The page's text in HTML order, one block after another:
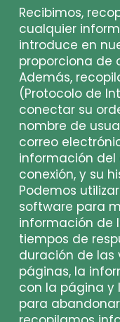
Recibimos,
cualquier
introduce en
proporciona de
Además,
(Protocolo de
conectar su
nombre de
correo
información del
conexión, y su
Podemos
software para
información de
tiempos de
duración de las
páginas, la
con la página y
para